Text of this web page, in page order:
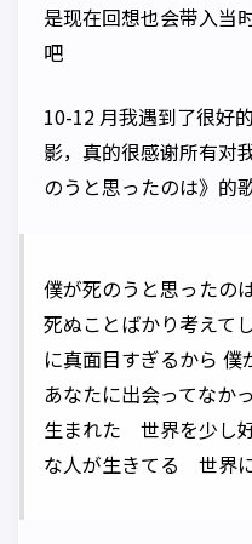
是现在回想也会带入当
吧
10-12 月我遇到了很好
影，真的很感谢所有对
のうと思ったのは》的
僕が死のうと思った
死ぬことばかり考え
に真面目すぎるから
あなたに出会ってなか
生まれた 世界を少し
な人が生きてる 世界